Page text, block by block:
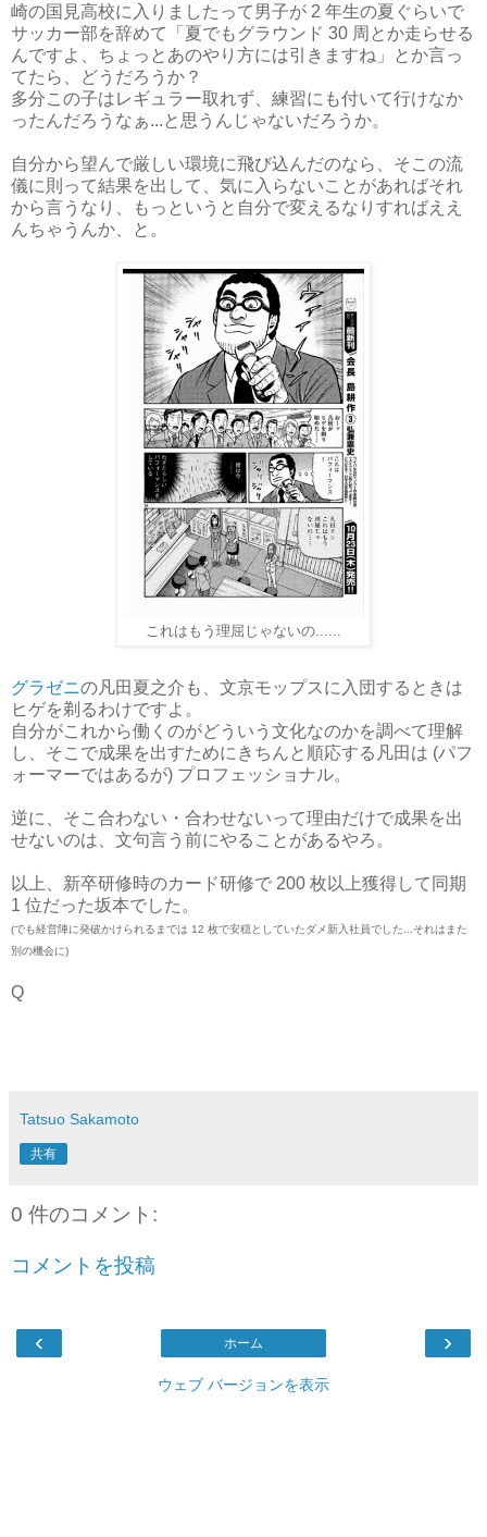
崎の国見高校に入りましたって男子が 2 年生の夏ぐらいで
サッカー部を辞めて「夏でもグラウンド 30 周とか走らせる
んですよ、ちょっとあのやり方には引きますね」とか言っ
てたら、どうだろうか？
多分この子はレギュラー取れず、練習にも付いて行けなか
ったんだろうなぁ...と思うんじゃないだろうか。
自分から望んで厳しい環境に飛び込んだのなら、そこの流
儀に則って結果を出して、気に入らないことがあればそれ
から言うなり、もっというと自分で変えるなりすればええ
んちゃうんか、と。
これはもう理屈じゃないの......
グラゼニの凡田夏之介も、文京モップスに入団するときは
ヒゲを剃るわけですよ。
自分がこれから働くのがどういう文化なのかを調べて理解
し、そこで成果を出すためにきちんと順応する凡田は (パフ
ォーマーではあるが) プロフェッショナル。
逆に、そこ合わない・合わせないって理由だけで成果を出
せないのは、文句言う前にやることがあるやろ。
以上、新卒研修時のカード研修で 200 枚以上獲得して同期
1 位だった坂本でした。
(でも経営陣に発破かけられるまでは 12 枚で安穏としていたダメ新入社員でした...それはまた
別の機会に)
Q
Tatsuo Sakamoto
共有
0 件のコメント:
コメントを投稿
‹ ›
ホーム
ウェブ バージョンを表示